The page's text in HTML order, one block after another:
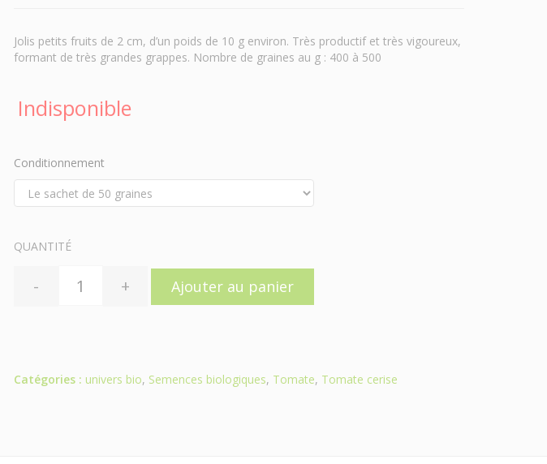
Jolis petits fruits de 2 cm, d’un poids de 10 g environ. Très productif et très vigoureux,
formant de très grandes grappes. Nombre de graines au g : 400 à 500
Indisponible
Conditionnement
QUANTITÉ
- + Ajouter au panier
Catégories : univers bio, Semences biologiques, Tomate, Tomate cerise